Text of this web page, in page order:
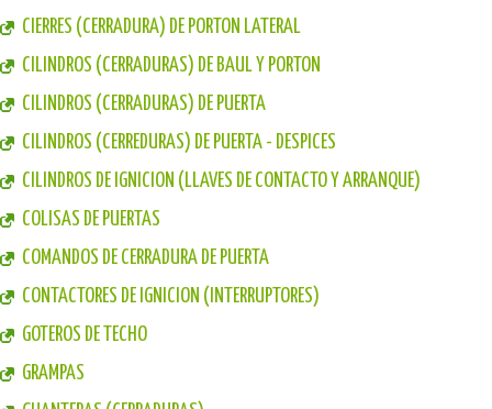
CIERRES (CERRADURA) DE PORTON LATERAL
CILINDROS (CERRADURAS) DE BAUL Y PORTON
CILINDROS (CERRADURAS) DE PUERTA
CILINDROS (CERREDURAS) DE PUERTA - DESPICES
CILINDROS DE IGNICION (LLAVES DE CONTACTO Y ARRANQUE)
COLISAS DE PUERTAS
COMANDOS DE CERRADURA DE PUERTA
CONTACTORES DE IGNICION (INTERRUPTORES)
GOTEROS DE TECHO
GRAMPAS